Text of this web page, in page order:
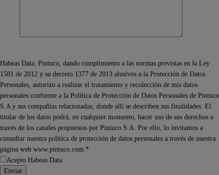
Habeas Data: Pintuco, dando cumplimiento a las normas previstas en la Ley
1581 de 2012 y su decreto 1377 de 2013 alusivos a la Protección de Datos
Personales, autorizo a realizar el tratamiento y recolección de mis datos
personales conforme a la Política de Protección de Datos Personales de Pintuco
S.A y sus compañías relacionadas, donde allí se describen sus finalidades. El
titular de los datos podrá, en cualquier momento, hacer uso de sus derechos a
través de los canales propuestos por Pintuco S.A. Por ello, lo invitamos a
consultar nuestra política de protección de datos personales a través de nuestra
página web www.pintuco.com.*
Acepto Habeas Data